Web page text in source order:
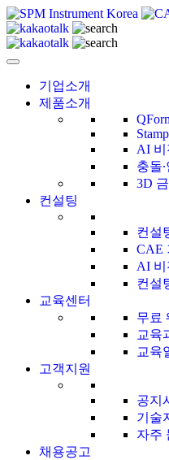
CAE Technology
씨에이이테크놀러지
기업소개
제품소개
AI 비
충돌
3D
컨설팅
컨설
CAE
AI 비
컨설
교육센터
무료
교육
교육
고객지원
공지
기술
자주
채용공고